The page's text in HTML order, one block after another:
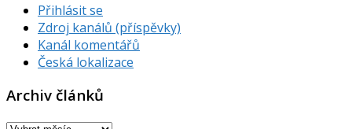
Přihlásit se
Zdroj kanálů (příspěvky)
Kanál komentářů
Česká lokalizace
Archiv článků